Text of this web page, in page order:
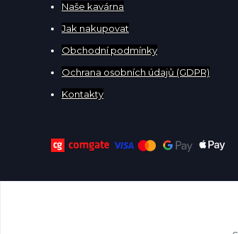
Naše kavárna
Jak nakupovat
Obchodní podmínky
Ochrana osobních údajů (GDPR)
Kontakty